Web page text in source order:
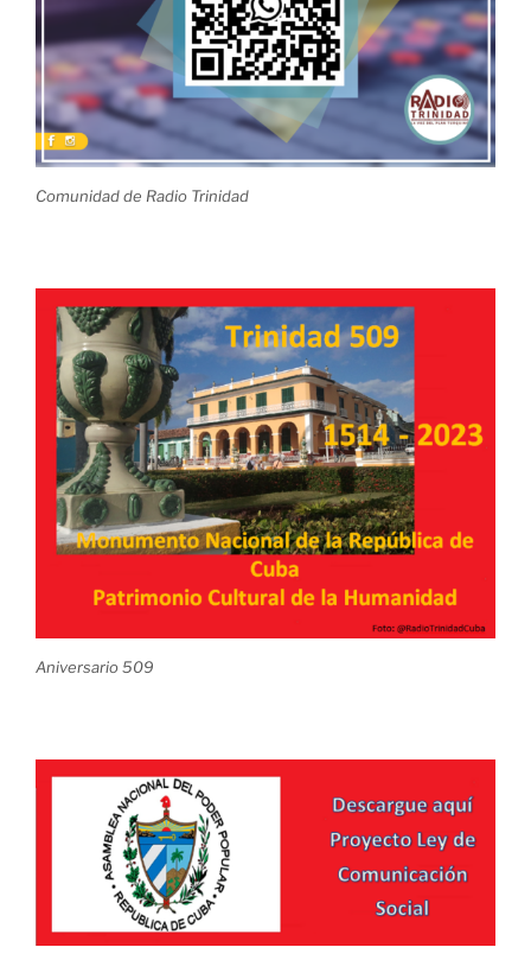
Comunidad de Radio Trinidad
Aniversario 509